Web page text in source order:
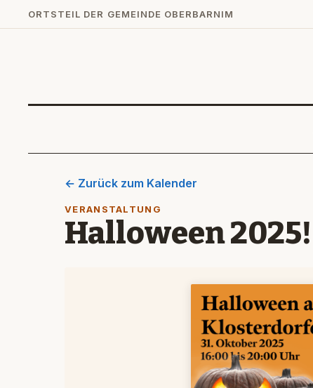
ORTSTEIL DER GEMEINDE OBERBARNIM
← Zurück zum Kalender
VERANSTALTUNG
Halloween 2025!